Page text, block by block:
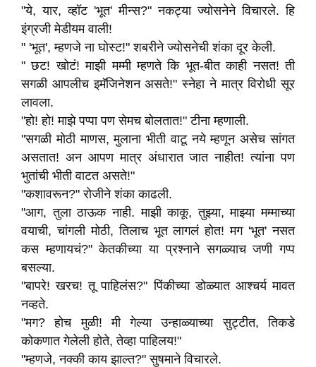
"ये, यार, व्हॉट 'भूत' मीन्स?" नकट्या ज्योसनेने विचारले. हि
इंग्रजी मेडीयम वाली!
" 'भूत', म्हणजे ना घोस्ट!" शबरीने ज्योसनेची शंका दूर केली.
" छट! खोटं! माझी मम्मी म्हणते कि भूत-बीत काही नसत! ती
सगळी आपलीच इमॅजिनेशन असते!" स्नेहा ने मात्र विरोधी सूर
लावला.
"हो! हो! माझे पप्पा पण सेमच बोलतात!" टीना म्हणाली.
"सगळी मोठी माणस, मुलाना भीती वाटू नये म्हणून असेच सांगत
असतात! अन आपण मात्र अंधारात जात नाहीत! त्यांना पण
भुतांची भीती वाटत असते!"
"कशावरून?" रोजीने शंका काढली.
"आग, तुला ठाऊक नाही. माझी काकू, तुझ्या, माझ्या मम्माच्या
वयाची, चांगली मोठी, तिलाच भूत लागलं होत! मग 'भूत' नसत
कस म्हणायचं?" केतकीच्या या प्रश्नाने सगळ्याच जणी गप्प
बसल्या.
"बापरे! खरच! तू पाहिलंस?" पिंकीच्या डोळ्यात आश्चर्य मावत
नव्हते.
"मग? होच मुळी! मी गेल्या उन्हाळ्याच्या सुट्टीत, तिकडे
कोकणात गेलेली होते, तेव्हा पाहिलय!"
"म्हणजे, नक्की काय झाल्त?" सुषमाने विचारले.